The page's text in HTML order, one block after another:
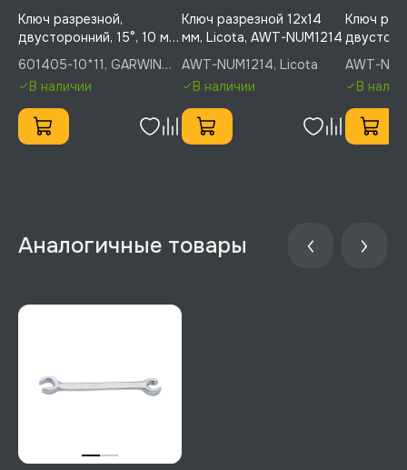
Ключ разрезной,
двусторонний, 15°, 10 мм,
11 мм, GARWIN PRO,
601405-10*11
601405-10*11, GARWIN
PROВ наличии
Ключ разрезной 12х14
мм, Licota, AWT-NUM1214
AWT-NUM1214, Licota
В наличии
Ключ
13 мм,
NUM1213
AWT-
В